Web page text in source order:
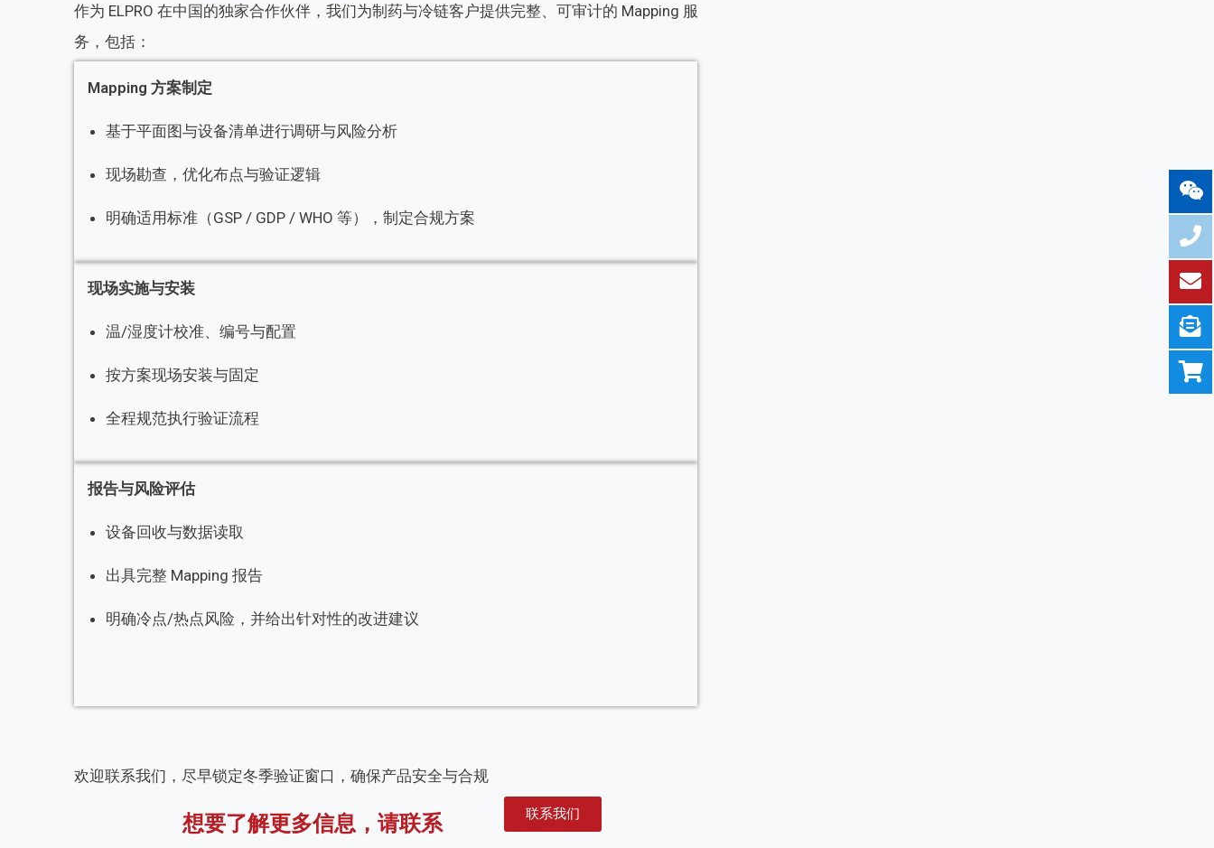
作为 ELPRO 在中国的独家合作伙伴，我们为制药与冷链客户提供完整、可审计的 Mapping 服
务，包括：
Mapping 方案制定
基于平面图与设备清单进行调研与风险分析
现场勘查，优化布点与验证逻辑
明确适用标准（GSP / GDP / WHO 等），制定合规方案
现场实施与安装
温/湿度计校准、编号与配置
按方案现场安装与固定
全程规范执行验证流程
报告与风险评估
设备回收与数据读取
出具完整 Mapping 报告
明确冷点/热点风险，并给出针对性的改进建议
欢迎联系我们，尽早锁定冬季验证窗口，确保产品安全与合规
想要了解更多信息，请联系 联系我们